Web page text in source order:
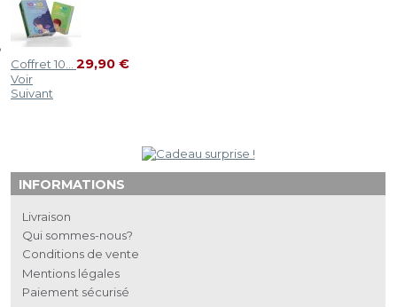
Coffret 10... 29,90 €
Voir
Suivant
INFORMATIONS
Livraison
Qui sommes-nous?
Conditions de vente
Mentions légales
Paiement sécurisé